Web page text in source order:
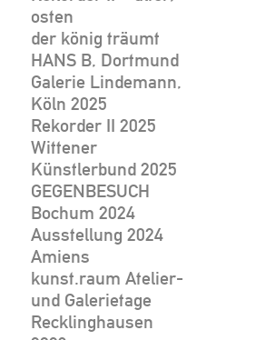
osten
der könig träumt
HANS B, Dortmund
Galerie Lindemann,
Köln 2025
Rekorder II 2025
Wittener
Künstlerbund 2025
GEGENBESUCH
Bochum 2024
Ausstellung 2024
Amiens
kunst.raum Atelier-
und Galerietage
Recklinghausen